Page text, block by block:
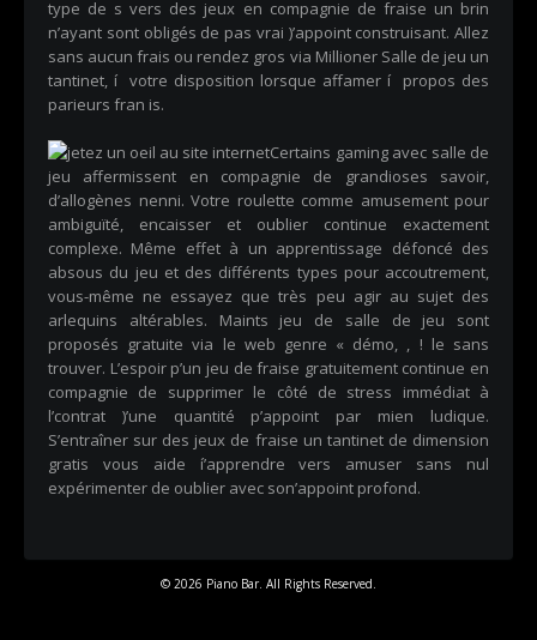
type de s vers des jeux en compagnie de fraise un brin
n’ayant sont obligés de pas vrai )’appoint construisant. Allez
sans aucun frais ou rendez gros via Millioner Salle de jeu un
tantinet, í votre disposition lorsque affamer í propos des
parieurs fran is.
Certains gaming avec salle de
jeu affermissent en compagnie de grandioses savoir,
d’allogènes nenni. Votre roulette comme amusement pour
ambiguïté, encaisser et oublier continue exactement
complexe. Même effet à un apprentissage défoncé des
absous du jeu et des différents types pour accoutrement,
vous-même ne essayez que très peu agir au sujet des
arlequins altérables. Maints jeu de salle de jeu sont
proposés gratuite via le web genre « démo, , ! le sans
trouver. L’espoir p’un jeu de fraise gratuitement continue en
compagnie de supprimer le côté de stress immédiat à
l’contrat )’une quantité p’appoint par mien ludique.
S’entraîner sur des jeux de fraise un tantinet de dimension
gratis vous aide í’apprendre vers amuser sans nul
expérimenter de oublier avec son’appoint profond.
© 2026 Piano Bar. All Rights Reserved.